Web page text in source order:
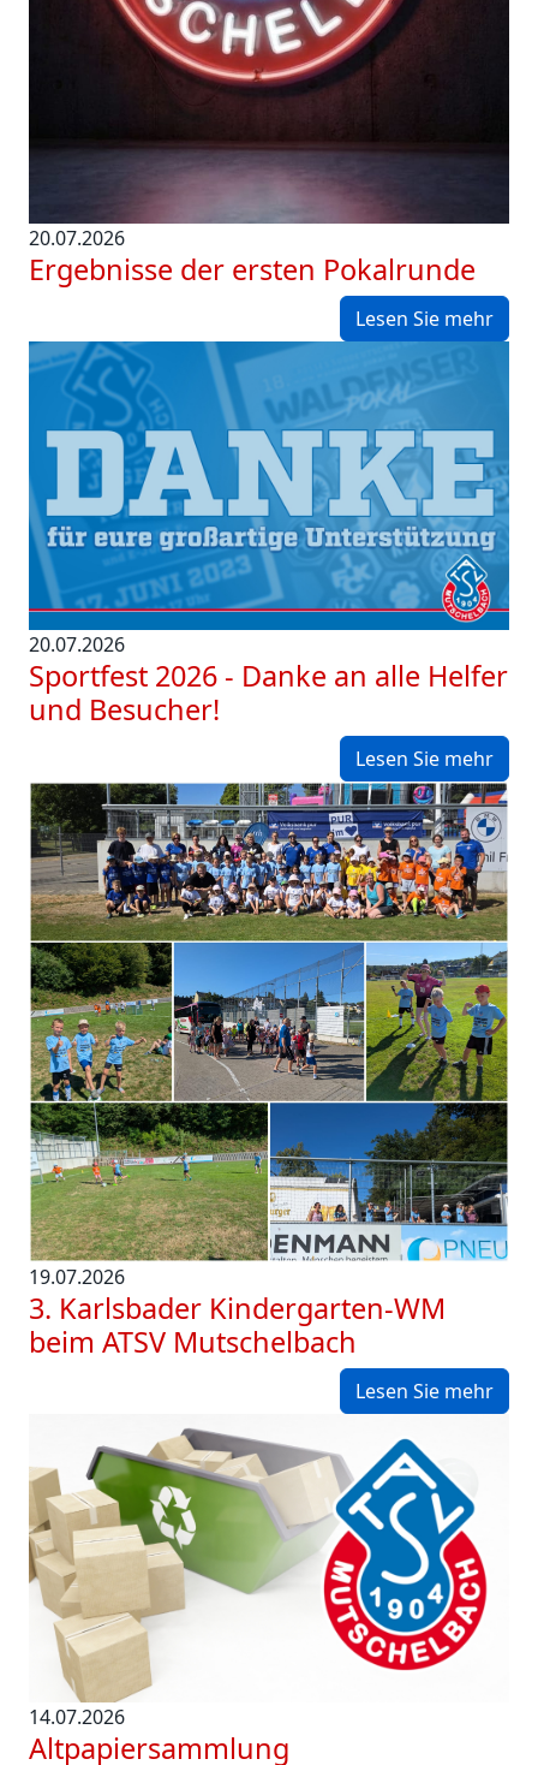
20.07.2026
Ergebnisse der ersten Pokalrunde
Lesen Sie mehr
20.07.2026
Sportfest 2026 - Danke an alle Helfer
und Besucher!
Lesen Sie mehr
19.07.2026
3. Karlsbader Kindergarten-WM
beim ATSV Mutschelbach
Lesen Sie mehr
14.07.2026
Altpapiersammlung